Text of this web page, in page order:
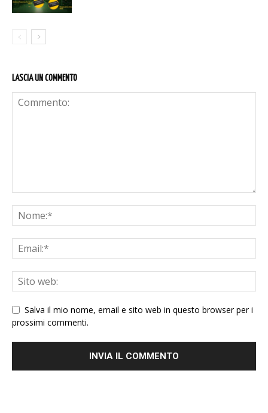
LASCIA UN COMMENTO
Salva il mio nome, email e sito web in questo browser per i
prossimi commenti.